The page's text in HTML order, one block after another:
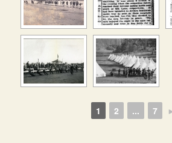
1 2 ... 7